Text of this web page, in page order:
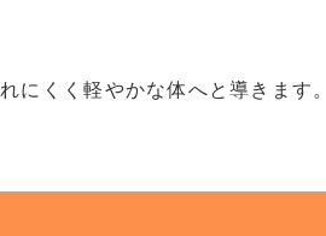
にくく軽やかな体へと導きます。